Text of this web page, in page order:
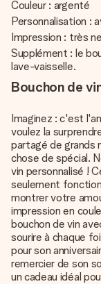
Couleur : argenté
Personnalisation :
Impression : très
Supplément : le
lave-vaisselle.
Bouchon de
Imaginez : c'est
voulez la
partagé de grands
chose de spécial.
vin personnalisé !
seulement
montrer votre
impression en
bouchon de vin
sourire à chaque
pour son
remercier de son
un cadeau idéal